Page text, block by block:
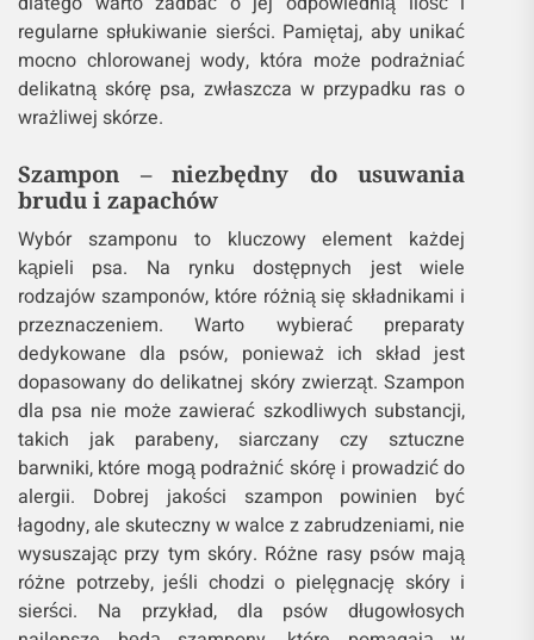
regularne spłukiwanie sierści. Pamiętaj, aby unikać
mocno chlorowanej wody, która może podrażniać
delikatną skórę psa, zwłaszcza w przypadku ras o
wrażliwej skórze.
Szampon – niezbędny do usuwania
brudu i zapachów
Wybór szamponu to kluczowy element każdej
kąpieli psa. Na rynku dostępnych jest wiele
rodzajów szamponów, które różnią się składnikami i
przeznaczeniem. Warto wybierać preparaty
dedykowane dla psów, ponieważ ich skład jest
dopasowany do delikatnej skóry zwierząt. Szampon
dla psa nie może zawierać szkodliwych substancji,
takich jak parabeny, siarczany czy sztuczne
barwniki, które mogą podrażnić skórę i prowadzić do
alergii. Dobrej jakości szampon powinien być
łagodny, ale skuteczny w walce z zabrudzeniami, nie
wysuszając przy tym skóry. Różne rasy psów mają
różne potrzeby, jeśli chodzi o pielęgnację skóry i
sierści. Na przykład, dla psów długowłosych